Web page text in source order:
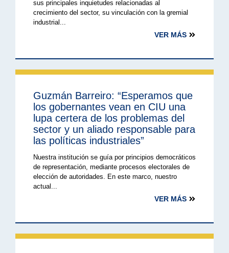
sus principales inquietudes relacionadas al
crecimiento del sector, su vinculación con la gremial
industrial...
VER MÁS
Guzmán Barreiro: “Esperamos que
los gobernantes vean en CIU una
lupa certera de los problemas del
sector y un aliado responsable para
las políticas industriales”
Nuestra institución se guía por principios democráticos
de representación, mediante procesos electorales de
elección de autoridades. En este marco, nuestro
actual...
VER MÁS